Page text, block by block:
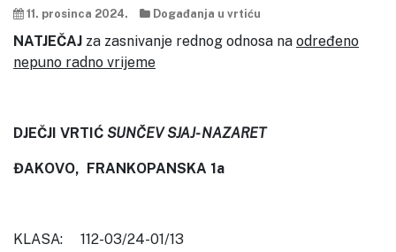
11. prosinca 2024. Događanja u vrtiću
NATJEČAJ za zasnivanje rednog odnosa na određeno
nepuno radno vrijeme
DJEČJI VRTIĆ SUNČEV SJAJ- NAZARET
ĐAKOVO, FRANKOPANSKA 1a
KLASA: 112-03/24-01/13